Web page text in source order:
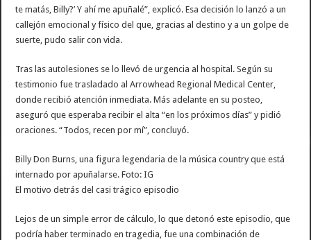
te matás, Billy?’ Y ahí me apuñalé”, explicó. Esa decisión lo lanzó a un
callejón emocional y físico del que, gracias al destino y a un golpe de
suerte, pudo salir con vida.
Tras las autolesiones se lo llevó de urgencia al hospital. Según su
testimonio fue trasladado al Arrowhead Regional Medical Center,
donde recibió atención inmediata. Más adelante en su posteo,
aseguró que esperaba recibir el alta “en los próximos días” y pidió
oraciones. “Todos, recen por mí”, concluyó.
Billy Don Burns, una figura legendaria de la música country que está
internado por apuñalarse. Foto: IG
El motivo detrás del casi trágico episodio
Lejos de un simple error de cálculo, lo que detonó este episodio, que
podría haber terminado en tragedia, fue una combinación de